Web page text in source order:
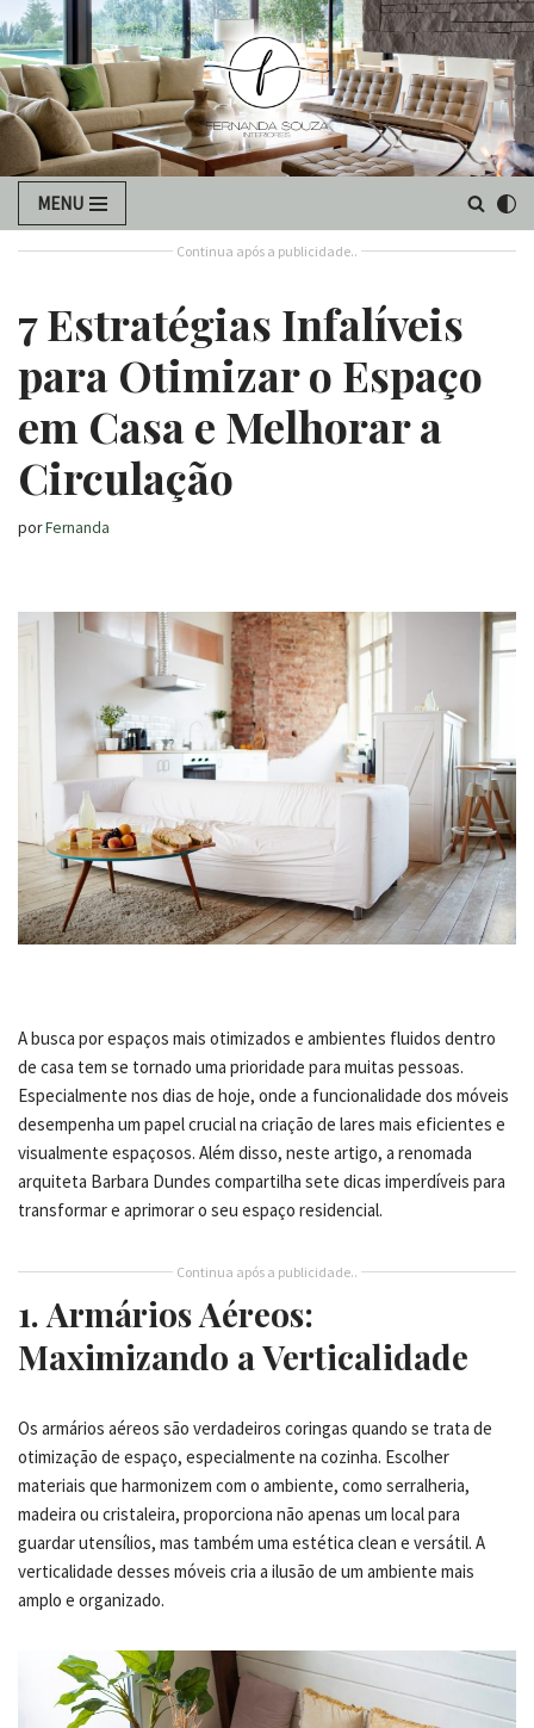
Pular
para
o
conteúdo
MENU
Continua após a publicidade..
7 Estratégias Infalíveis
para Otimizar o Espaço
em Casa e Melhorar a
Circulação
porFernanda
A busca por espaços mais otimizados e ambientes fluidos dentro
de casa tem se tornado uma prioridade para muitas pessoas.
Especialmente nos dias de hoje, onde a funcionalidade dos móveis
desempenha um papel crucial na criação de lares mais eficientes e
visualmente espaçosos. Além disso, neste artigo, a renomada
arquiteta Barbara Dundes compartilha sete dicas imperdíveis para
transformar e aprimorar o seu espaço residencial.
Continua após a publicidade..
1. Armários Aéreos:
Maximizando a Verticalidade
Os armários aéreos são verdadeiros coringas quando se trata de
otimização de espaço, especialmente na cozinha. Escolher
materiais que harmonizem com o ambiente, como serralheria,
madeira ou cristaleira, proporciona não apenas um local para
guardar utensílios, mas também uma estética clean e versátil. A
verticalidade desses móveis cria a ilusão de um ambiente mais
amplo e organizado.